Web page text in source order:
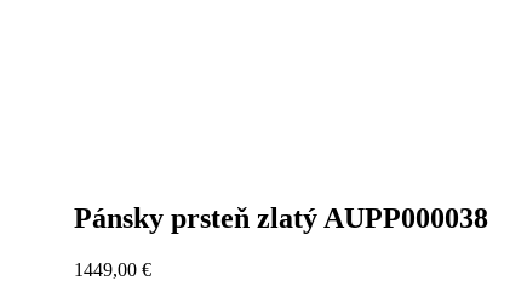
Pánsky prsteň zlatý AUPP000038
1449,00€